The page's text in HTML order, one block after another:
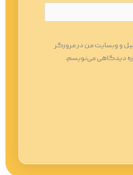
و وبسایت من در مرورگر
دیدگاهی می‌نویسم.